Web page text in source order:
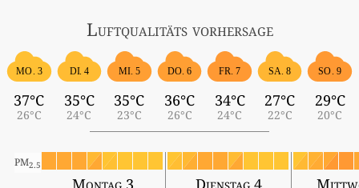
Luftqualitäts vorhersage
MO. 3
37°C
26°C
DI. 4
35°C
24°C
MI. 5
35°C
23°C
DO. 6
36°C
26°C
FR. 7
34°C
24°C
SA. 8
27°C
22°C
SO. 9
29°C
20°C
PM2.5
Montag 3 Dienstag 4